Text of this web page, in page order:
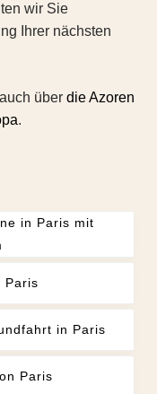
wir Sie
Ihrer nächsten
über die Azoren
.
in Paris mit
Paris
in Paris
Paris